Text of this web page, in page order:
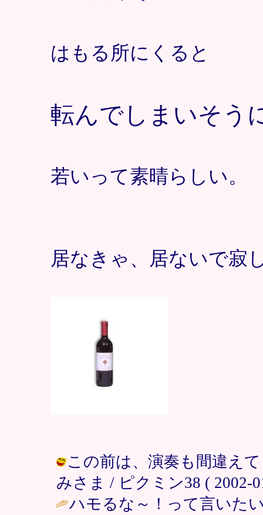
はもる所にくると
転んでしまいそう
若いって素晴らしい。
居なきゃ、居ないで寂
この前は、演奏も間違え
みさま / ピクミン38 ( 2002-
ハモるな～！って言いた